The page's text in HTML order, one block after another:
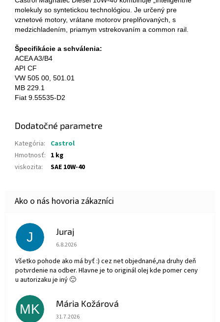
molekuly so syntetickou technológiou. Je určený pre
vznetové motory, vrátane motorov preplňovaných, s
medzichladením, priamym vstrekovaním a common rail.
Špecifikácie a schválenia:
ACEA A3/B4
API CF
VW 505 00, 501.01
MB 229.1
Fiat 9.55535-D2
Dodatočné parametre
Kategória:
Castrol
Hmotnosť: 1 kg
viskozita: SAE 10W-40
J Juraj
Hodnotenie obchodu je 5 z 5 hviezdičiek.
6.8.2026
Všetko pohode ako má byť :) cez net objednané,na druhy deň
potvrdenie na odber. Hlavne je to originál olej kde pomer ceny
u autorizaku je iný 🙂
MK Mária Kožárová
Hodnotenie obchodu je 5 z 5 hviezdičiek.
31.7.2026